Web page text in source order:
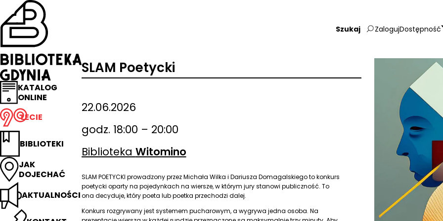
Przejdź
na
stronę
główną
Biblioteka
Gdynia
KATALOG
ONLINE
LECIE
BIBLIOTEKI
JAK
DOJECHAĆ
AKTUALNOŚCI
Wpisz
frazę:
ZalogujDostępność
SLAM Poetycki
22.06.2026
godz. 18:00 – 20:00
Biblioteka Witomino
SLAM POETYCKI prowadzony przez Michała Wilka i Dariusza Domagalskiego to konkurs
poetycki oparty na pojedynkach na wiersze, w którym jury stanowi publiczność. To
ona decyduje, który poeta lub poetka przechodzi dalej.
Konkurs rozgrywany jest systemem pucharowym, a wygrywa jedna osoba. Na